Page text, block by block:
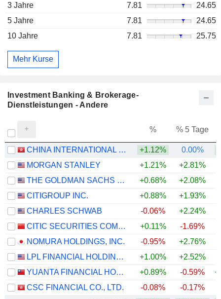
3 Jahre
7.81
24.65
5 Jahre
7.81
24.65
10 Jahre
7.81 25.75
Mehr Kurse
Investment Banking & Brokerage-
Dienstleistungen - Andere
% % 5 Tage
CHINA INTERNATIONAL CAPITAL CORPORATION LIMITED +1.12% 0.00%
MORGAN STANLEY
+1.21% +2.81%
THE GOLDMAN SACHS GROUP, INC.
+0.68% +2.08%
CITIGROUP INC.
+0.88% +1.93%
CHARLES SCHWAB
-0.06% +2.24%
CITIC SECURITIES COMPANY LIMITED
+0.11% -1.69%
NOMURA HOLDINGS, INC.
-0.95% +2.76%
LPL FINANCIAL HOLDINGS INC.
+1.00% +2.52%
YUANTA FINANCIAL HOLDING CO., LTD.
+0.89% -0.59%
CSC FINANCIAL CO., LTD.
-0.08% -0.17%